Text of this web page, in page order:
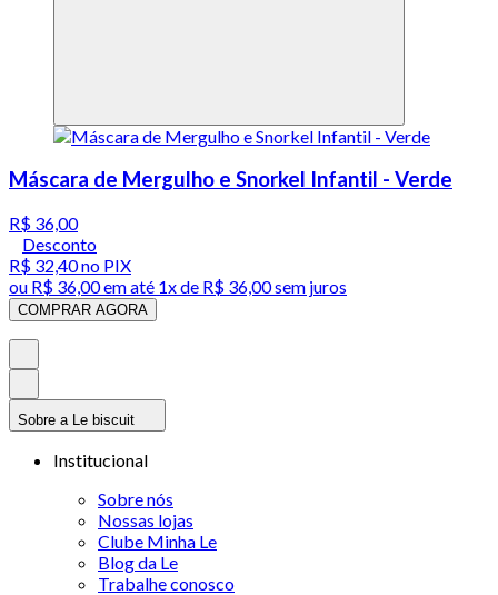
Máscara de Mergulho e Snorkel Infantil - Verde
R$ 36,00
Desconto
R$ 32,40no PIX
ou R$ 36,00em até 1x de R$ 36,00sem juros
COMPRAR AGORA
Sobre a Le biscuit
Institucional
Sobre nós
Nossas lojas
Clube Minha Le
Blog da Le
Trabalhe conosco